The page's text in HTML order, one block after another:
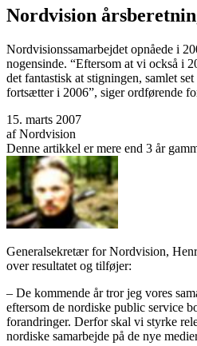
Nordvision
Nordvisionssamarbejdet opnåede i
nogensinde. “Eftersom at vi också i
det fantastisk at stigningen, samlet
fortsætter i 2006”, siger ordførende
15. marts 2007
af Nordvision
Denne artikkel er mere end 3 år
Generalsekretær for Nordvision,
over resultatet og tilføjer:
– De kommende år tror jeg vores
eftersom de nordiske public service
forandringer. Derfor skal vi styrke
nordiske samarbejde på de nye